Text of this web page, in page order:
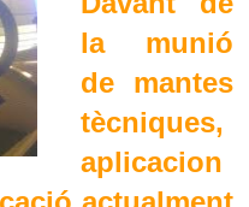
la munió
de mantes
tècniques,
aplicacion